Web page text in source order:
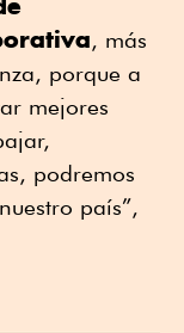
, más
porque a
mejores
podremos
país”,